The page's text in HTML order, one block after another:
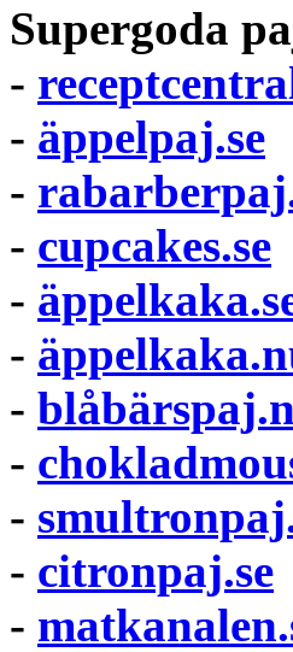
Supergoda
-
- äppelpaj.se
-
- cupcakes.se
-
-
-
-
-
- citronpaj.se
-